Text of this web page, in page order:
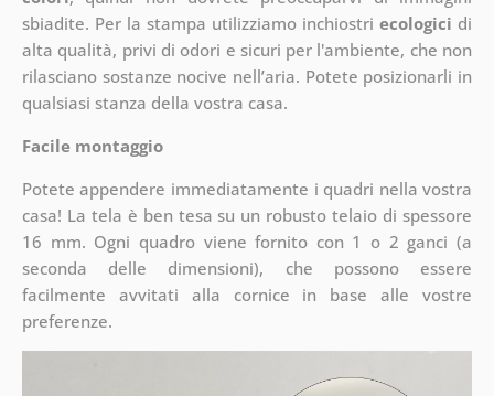
sbiadite. Per la stampa utilizziamo inchiostriecologici di
alta qualità, privi di odori e sicuri per l'ambiente, che non
rilasciano sostanze nocive nell’aria. Potete posizionarli in
qualsiasi stanza della vostra casa.
Facile montaggio
Potete appendere immediatamente i quadri nella vostra
casa! La tela è ben tesa su un robusto telaio di spessore
16 mm. Ogni quadro viene fornito con 1 o 2 ganci (a
seconda delle dimensioni), che possono essere
facilmente avvitati alla cornice in base alle vostre
preferenze.